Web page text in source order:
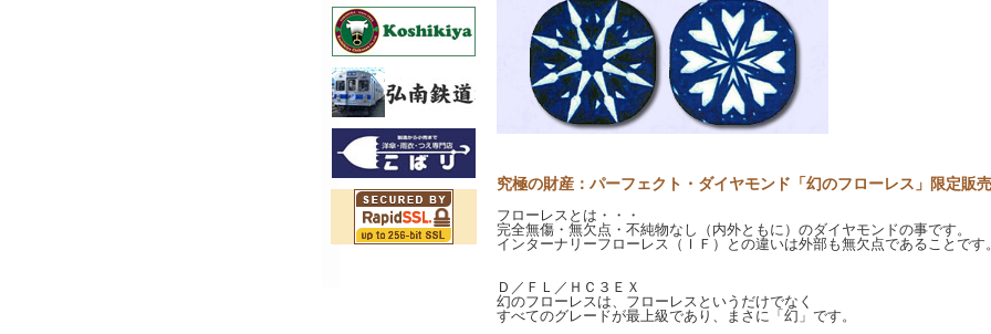
究極の財産：パーフェクト・ダイヤモンド「幻のフローレス」限定販売
フローレスとは・・・
完全無傷・無欠点・不純物なし（内外ともに）のダイヤモンドの事です。
インターナリーフローレス（ＩＦ）との違いは外部も無欠点であることです。
Ｄ／ＦＬ／ＨＣ３ＥＸ
幻のフローレスは、フローレスというだけでなく
すべてのグレードが最上級であり、まさに「幻」です。